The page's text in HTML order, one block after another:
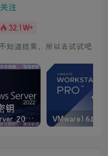
关注
32.1W+
知道结果，所以去试试吧
Windows Server 2022激活密钥 2024 5月更新